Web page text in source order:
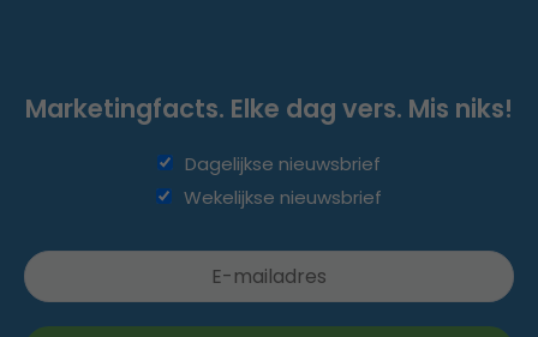
Marketingfacts. Elke dag vers. Mis niks!
Dagelijkse nieuwsbrief
Wekelijkse nieuwsbrief